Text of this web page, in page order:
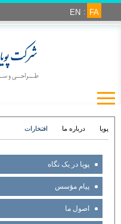
FA
EN
پویا درباره ما افتخارات
پویا در یک نگاه
پیام مؤسس
اصول ما